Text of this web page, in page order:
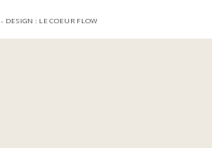
- DESIGN : LE COEUR FLOW